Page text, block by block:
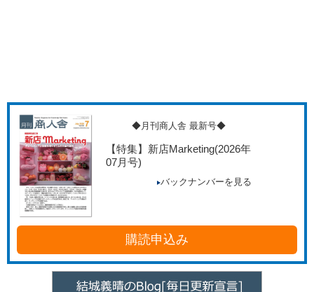
◆月刊商人舎 最新号◆
【特集】新店Marketing(2026年
07月号)
バックナンバーを見る
購読申込み